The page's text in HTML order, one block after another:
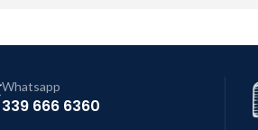
Whatsapp
339 666 6360